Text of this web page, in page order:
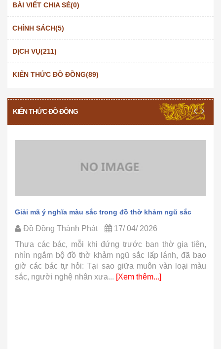
BÀI VIẾT CHIA SẺ(0)
CHÍNH SÁCH(5)
DỊCH VỤ(211)
KIẾN THỨC ĐỒ ĐỒNG(89)
KIẾN THỨC ĐỒ ĐỒNG
Giải mã ý nghĩa màu sắc trong đồ thờ khảm ngũ sắc
Đồ Đồng Thành Phát
17/ 04/ 2026
Thưa các bác, mỗi khi đứng trước ban thờ gia tiên,
nhìn ngắm bộ đồ thờ khảm ngũ sắc lấp lánh, đã bao
giờ các bác tự hỏi: Tại sao giữa muôn vàn loại màu
sắc, người nghệ nhân xưa... [Xem thêm...]